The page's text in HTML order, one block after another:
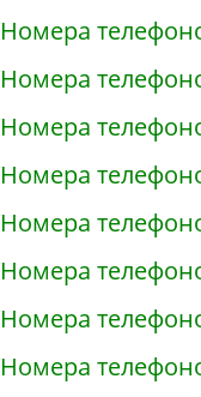
Номера
Номера
Номера
Номера
Номера
Номера
Номера
Номера